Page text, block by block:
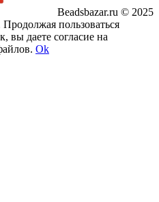
Beadsbazar.ru © 2025
пользоваться
вы даете согласие на
Ok